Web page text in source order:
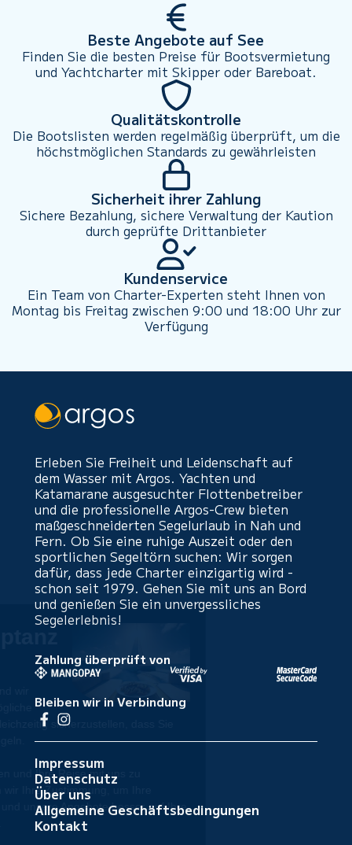
Beste Angebote auf See
Finden Sie die besten Preise für Bootsvermietung
und Yachtcharter mit Skipper oder Bareboat.
Qualitätskontrolle
Die Bootslisten werden regelmäßig überprüft, um die
höchstmöglichen Standards zu gewährleisten
Sicherheit ihrer Zahlung
Sichere Bezahlung, sichere Verwaltung der Kaution
durch geprüfte Drittanbieter
Kundenservice
Ein Team von Charter-Experten steht Ihnen von
Montag bis Freitag zwischen 9:00 und 18:00 Uhr zur
Verfügung
Erleben Sie Freiheit und Leidenschaft auf
dem Wasser mit Argos. Yachten und
Katamarane ausgesuchter Flottenbetreiber
und die professionelle Argos-Crew bieten
maßgeschneiderten Segelurlaub in Nah und
Fern. Ob Sie eine ruhige Auszeit oder den
sportlichen Segeltörn suchen: Wir sorgen
dafür, dass jede Charter einzigartig wird -
schon seit 1979. Gehen Sie mit uns an Bord
und genießen Sie ein unvergessliches
Segelerlebnis!
Zahlung überprüft von
Bleiben wir in Verbindung
Impressum
Datenschutz
Über uns
Allgemeine Geschäftsbedingungen
Kontakt